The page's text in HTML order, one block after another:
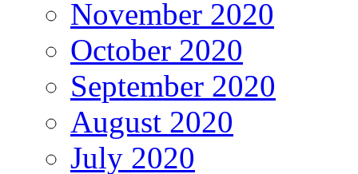
November 2020
October 2020
September 2020
August 2020
July 2020